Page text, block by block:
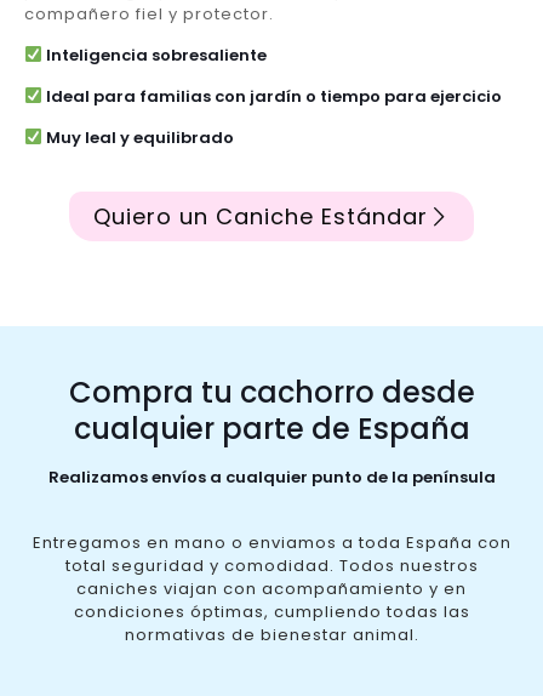
compañero fiel y protector.
Inteligencia sobresaliente
Ideal para familias con jardín o tiempo para ejercicio
Muy leal y equilibrado
Quiero un Caniche Estándar
Compra tu cachorro desde
cualquier parte de España
Realizamos envíos a cualquier punto de la península
Entregamos en mano o enviamos a toda España con
total seguridad y comodidad. Todos nuestros
caniches viajan con acompañamiento y en
condiciones óptimas, cumpliendo todas las
normativas de bienestar animal.